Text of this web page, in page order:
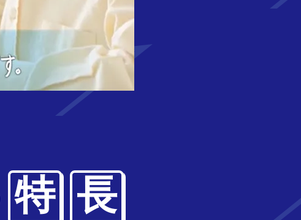
特 長